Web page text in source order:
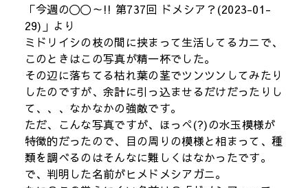
「今週の〇〇～!! 第737回 ドメシア？(2023-01-
29)」より
ミドリイシの枝の間に挟まって生活してるカニで、
このときはこの写真が精一杯でした。
その辺に落ちてる枯れ葉の茎でツンツンしてみたり
したのですが、余計に引っ込ませるだけだったりし
て、、、なかなかの強敵です。
ただ、こんな写真ですが、ほっぺ(?)の水玉模様が
特徴的だったので、目の周りの模様と相まって、種
類を調べるのはそんなに難しくはなかったです。
で、判明した名前がヒメドメシアガニ。